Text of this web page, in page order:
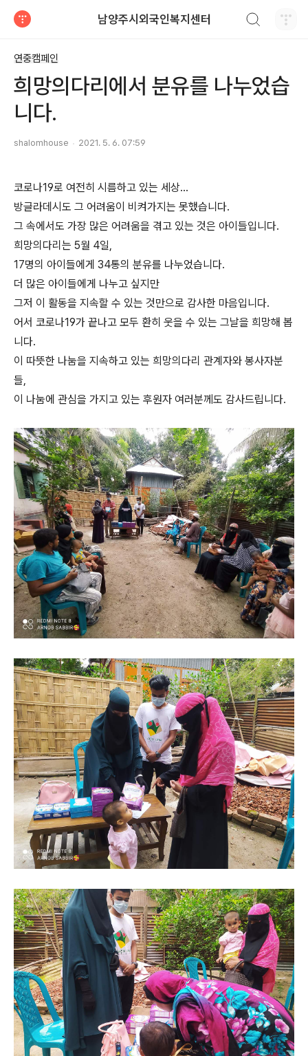
남양주시외국인복지센터
연중캠페인
희망의다리에서 분유를 나누었습
니다.
shalomhouse 2021. 5. 6. 07:59
코로나19로 여전히 시름하고 있는 세상...
방글라데시도 그 어려움이 비켜가지는 못했습니다.
그 속에서도 가장 많은 어려움을 겪고 있는 것은 아이들입니다.
희망의다리는 5월 4일,
17명의 아이들에게 34통의 분유를 나누었습니다.
더 많은 아이들에게 나누고 싶지만
그저 이 활동을 지속할 수 있는 것만으로 감사한 마음입니다.
어서 코로나19가 끝나고 모두 환히 웃을 수 있는 그날을 희망해 봅
니다.
이 따뜻한 나눔을 지속하고 있는 희망의다리 관계자와 봉사자분
들,
이 나눔에 관심을 가지고 있는 후원자 여러분께도 감사드립니다.